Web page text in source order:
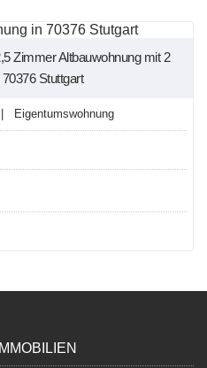
NEU
Zimmer Altbauwohnung mit 2
Stuttgart
Eigentumswohnung